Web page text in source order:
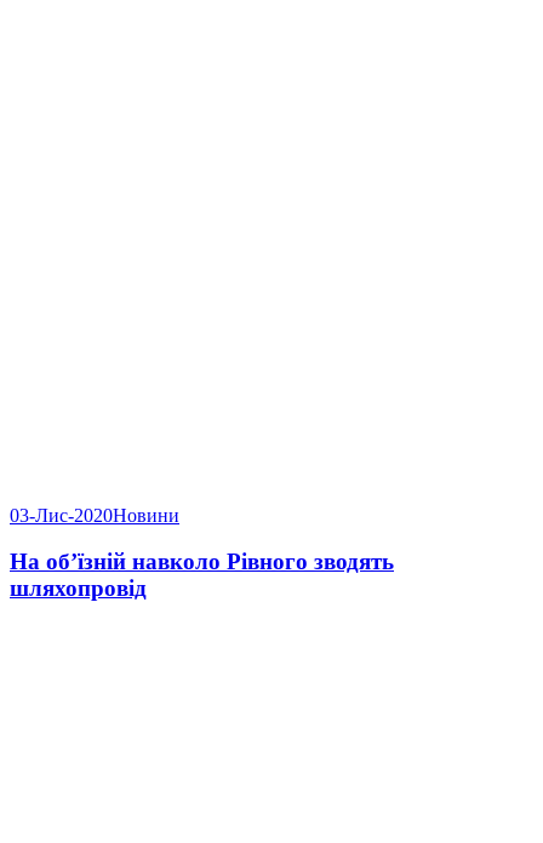
03-Лис-2020Новини
На об’їзній навколо Рівного зводять
шляхопровід